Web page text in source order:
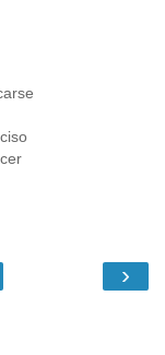
›